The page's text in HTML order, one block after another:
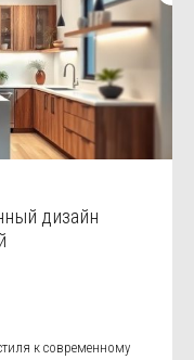
дизайн
к современному